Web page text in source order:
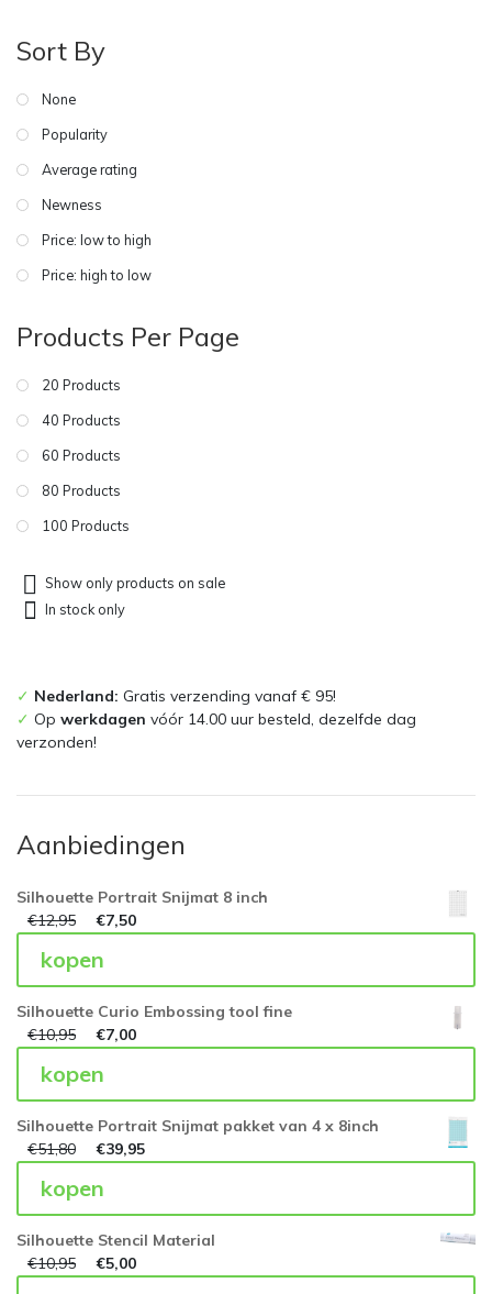
Sort By
None
Popularity
Average rating
Newness
Price: low to high
Price: high to low
Products Per Page
20 Products
40 Products
60 Products
80 Products
100 Products
Show only products on sale
In stock only
✓ Nederland: Gratis verzending vanaf € 95!
✓ Op werkdagen vóór 14.00 uur besteld, dezelfde dag
verzonden!
Aanbiedingen
Silhouette Portrait Snijmat 8 inch
€12,95 €7,50
kopen
Silhouette Curio Embossing tool fine
€10,95 €7,00
kopen
Silhouette Portrait Snijmat pakket van 4 x 8inch
€51,80 €39,95
kopen
Silhouette Stencil Material
€10,95 €5,00